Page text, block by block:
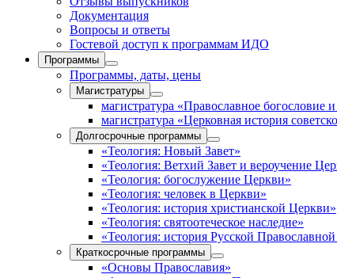
Документация
Вопросы и ответы
Гостевой доступ к программам ИДО
Программы
Программы, даты, цены
Магистратуры
магистратура «Православное богословие
магистратура «Церковная история
Долгосрочные программы
«Теология: Новый Завет»
«Теология: Ветхий Завет и вероучение
«Теология: богослужение Церкви»
«Теология: человек в Церкви»
«Теология: история христианской Церкви»
«Теология: святоотеческое наследие»
«Теология: история Русской
Краткосрочные программы
«Основы Православия»